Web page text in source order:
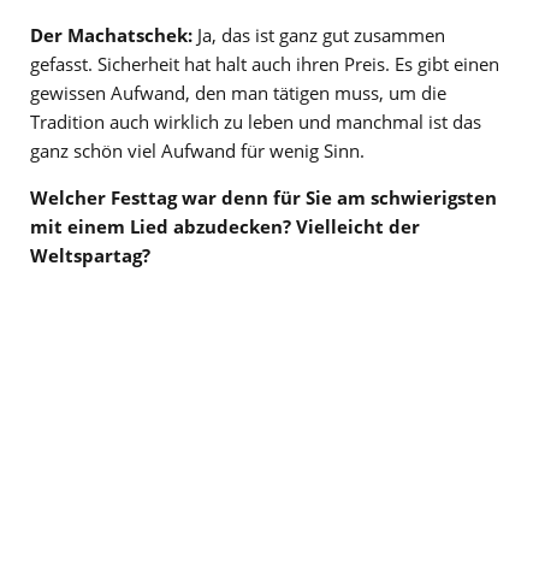
Der Machatschek: Ja, das ist ganz gut zusammen
gefasst. Sicherheit hat halt auch ihren Preis. Es gibt einen
gewissen Aufwand, den man tätigen muss, um die
Tradition auch wirklich zu leben und manchmal ist das
ganz schön viel Aufwand für wenig Sinn.
Welcher Festtag war denn für Sie am schwierigsten
mit einem Lied abzudecken? Vielleicht der
Weltspartag?